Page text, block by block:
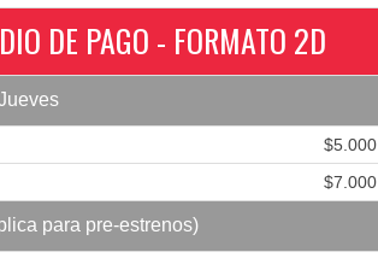
DE PAGO - FORMATO 2D
$5.000
$7.000
para pre-estrenos)